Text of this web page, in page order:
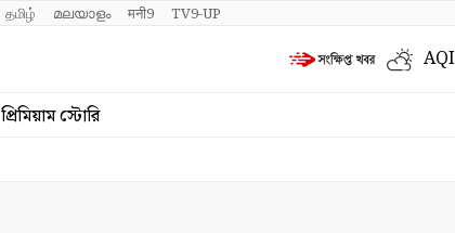
தமிழ் മലയാളം मनी9 TV9-UP
AQI
প্রিমিয়াম স্টোরি